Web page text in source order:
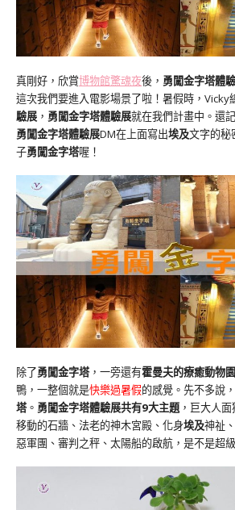
真剛好，欣賞博物館驚魂夜後， 勇闖金字塔體
這次我們要進入電影場景了啦！暑假時，Vicky
驗展 ， 勇闖金字塔體驗展就在我們計畫中。還
勇闖金字塔體驗展DM在上面寫出埃及文字的秘
子勇闖金字塔喔！
除了勇闖金字塔，一旁還有霍曼夫的療癒動物
鴨，一整個就是快樂過暑假的感覺。先不多說
塔。 勇闖金字塔體驗展共有9大主題 ，巨大人
移動的石牆、法老的神木宮殿、化身埃及神祉
惡軍團、審判之秤、太陽船的啟航，是不是超